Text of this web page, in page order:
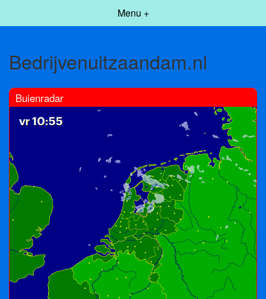
Menu +
Bedrijvenuitzaandam.nl
Buienradar